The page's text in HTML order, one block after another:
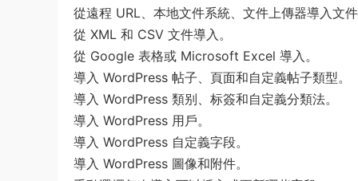
從遠程 URL、本地文件系統、文件上傳器導入文
從 XML 和 CSV 文件導入。
從 Google 表格或 Microsoft Excel 導入。
導入 WordPress 帖子、頁面和自定義帖子類型。
導入 WordPress 類别、标簽和自定義分類法。
導入 WordPress 用戶。
導入 WordPress 自定義字段。
導入 WordPress 圖像和附件。